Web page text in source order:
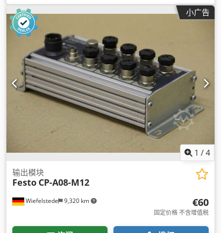
小广告
1 /4
Wiefelstede 9,320 km
输出模块
Festo CP-A08-M12
€60
固定价格 不含增值税